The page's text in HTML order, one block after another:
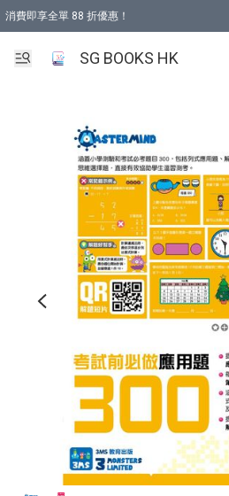
消費即享全單 88 折優惠！
SG BOOKS HK